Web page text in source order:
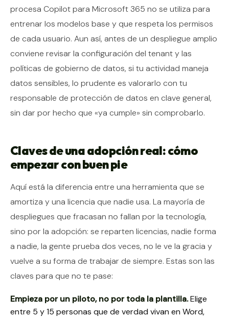
procesa Copilot para Microsoft 365 no se utiliza para
entrenar los modelos base y que respeta los permisos
de cada usuario. Aun así, antes de un despliegue amplio
conviene revisar la configuración del tenant y las
políticas de gobierno de datos, si tu actividad maneja
datos sensibles, lo prudente es valorarlo con tu
responsable de protección de datos en clave general,
sin dar por hecho que «ya cumple» sin comprobarlo.
Claves de una adopción real: cómo
empezar con buen pie
Aquí está la diferencia entre una herramienta que se
amortiza y una licencia que nadie usa. La mayoría de
despliegues que fracasan no fallan por la tecnología,
sino por la adopción: se reparten licencias, nadie forma
a nadie, la gente prueba dos veces, no le ve la gracia y
vuelve a su forma de trabajar de siempre. Estas son las
claves para que no te pase:
Empieza por un piloto, no por toda la plantilla.Elige
entre 5 y 15 personas que de verdad vivan en Word,